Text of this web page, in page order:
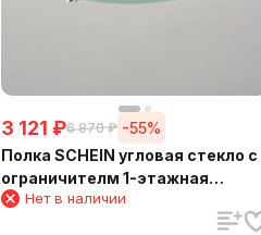
3 121 ₽6 870 ₽ -55%
Полка SCHEIN угловая стекло с
ограничителм 1-этажная
(NL1212B1)
Нет в наличии